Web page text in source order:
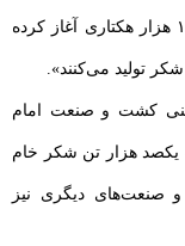
یکصد هزار هکتار و در قالب ۷ کشت و صنعت ۱۲ هزار هکتاری آغاز کرده
تولید می‌کنند».
کشت و صنعت امام
که در سال ۷۸ با ظرفیت یکصد هزار تن شکر خام
صنعت‌های دیگری نیز